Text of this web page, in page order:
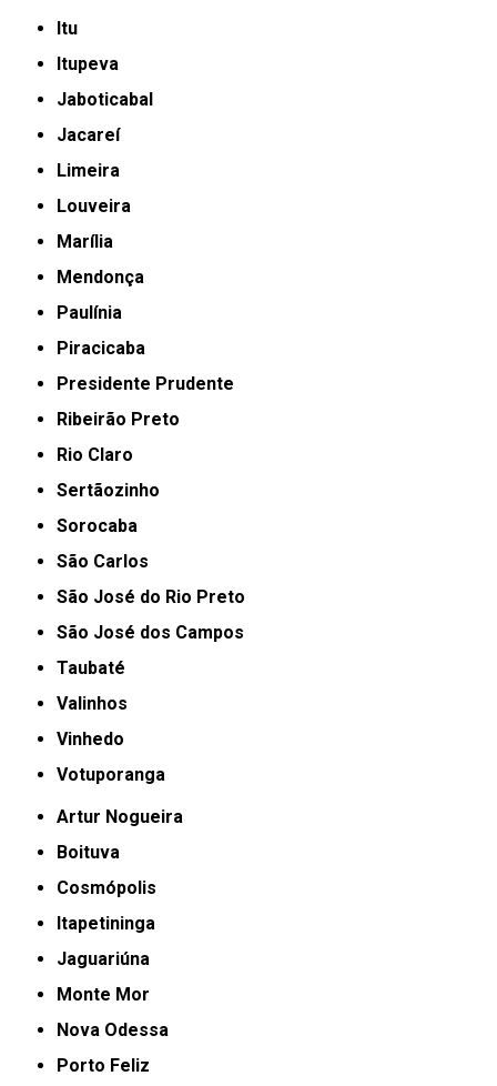
Itu
Itupeva
Jaboticabal
Jacareí
Limeira
Louveira
Marília
Mendonça
Paulínia
Piracicaba
Presidente Prudente
Ribeirão Preto
Rio Claro
Sertãozinho
Sorocaba
São Carlos
São José do Rio Preto
São José dos Campos
Taubaté
Valinhos
Vinhedo
Votuporanga
Artur Nogueira
Boituva
Cosmópolis
Itapetininga
Jaguariúna
Monte Mor
Nova Odessa
Porto Feliz